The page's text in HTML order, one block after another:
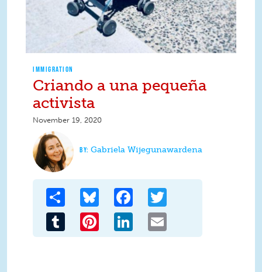
IMMIGRATION
Criando a una pequeña
activista
November 19, 2020
Gabriela Wijegunawardena
Share Bluesky Facebook
Tumblr Pinterest LinkedIn